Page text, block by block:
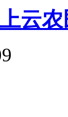
云